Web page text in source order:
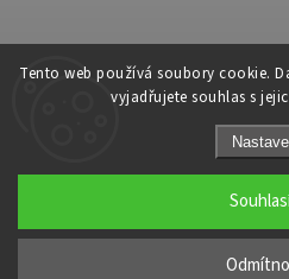
Tento web používá soubory cookie.
vyjadřujete souhlas s
Cykloport.
Upravit